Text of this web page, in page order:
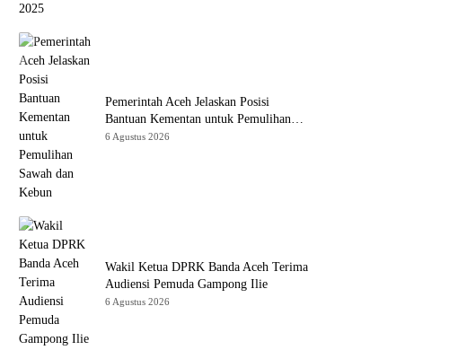
Pemerintah Aceh Jelaskan Posisi
Bantuan Kementan untuk Pemulihan
Sawah dan Kebun
6 Agustus 2026
Wakil Ketua DPRK Banda Aceh Terima
Audiensi Pemuda Gampong Ilie
6 Agustus 2026